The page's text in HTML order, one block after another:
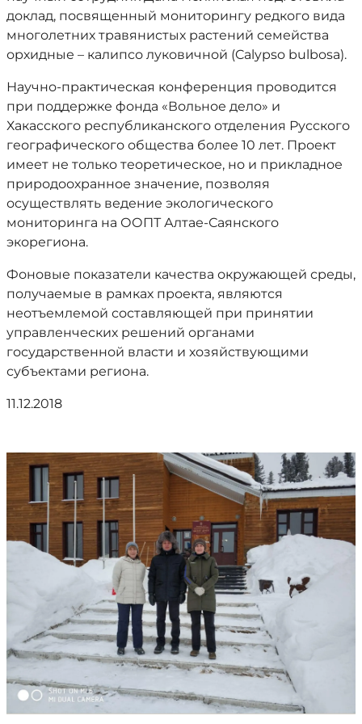
доклад, посвященный мониторингу редкого вида
многолетних травянистых растений семейства
орхидные – калипсо луковичной (Calypso bulbosa).
Научно-практическая конференция проводится
при поддержке фонда «Вольное дело» и
Хакасского республиканского отделения Русского
географического общества более 10 лет. Проект
имеет не только теоретическое, но и прикладное
природоохранное значение, позволяя
осуществлять ведение экологического
мониторинга на ООПТ Алтае-Саянского
экорегиона.
Фоновые показатели качества окружающей среды,
получаемые в рамках проекта, являются
неотъемлемой составляющей при принятии
управленческих решений органами
государственной власти и хозяйствующими
субъектами региона.
11.12.2018